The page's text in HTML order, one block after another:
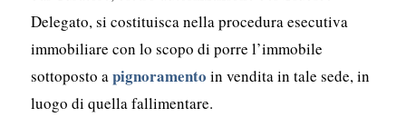
Delegato, si costituisca nella procedura esecutiva
immobiliare con lo scopo di porre l’immobile
sottoposto apignoramento in vendita in tale sede, in
luogo di quella fallimentare.